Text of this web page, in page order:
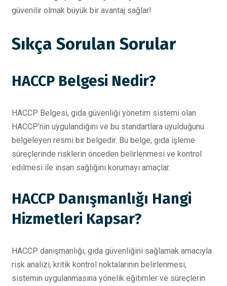
güvenilir olmak büyük bir avantaj sağlar!
Sıkça Sorulan Sorular
HACCP Belgesi Nedir?
HACCP Belgesi, gıda güvenliği yönetim sistemi olan
HACCP’nin uygulandığını ve bu standartlara uyulduğunu
belgeleyen resmi bir belgedir. Bu belge, gıda işleme
süreçlerinde risklerin önceden belirlenmesi ve kontrol
edilmesi ile insan sağlığını korumayı amaçlar.
HACCP Danışmanlığı Hangi
Hizmetleri Kapsar?
HACCP danışmanlığı, gıda güvenliğini sağlamak amacıyla
risk analizi, kritik kontrol noktalarının belirlenmesi,
sistemin uygulanmasına yönelik eğitimler ve süreçlerin